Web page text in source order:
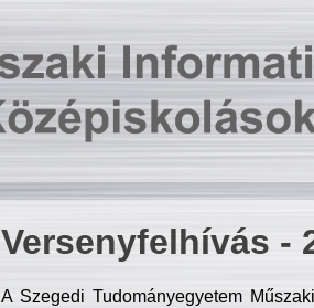
Versenyfelhívás -
A Szegedi Tudományegyetem